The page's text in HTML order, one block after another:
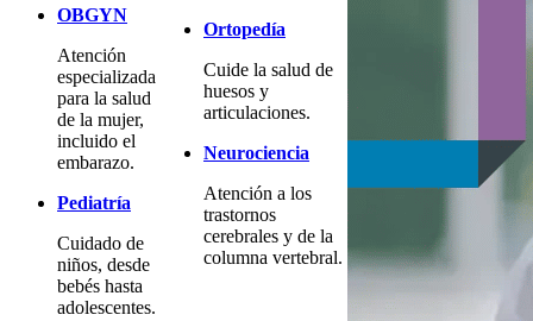
OBGYN
Atención
especializada
para la salud
de la mujer,
incluido el
embarazo.
Pediatría
Cuidado de
niños, desde
bebés hasta
adolescentes.
Ortopedía
Cuide la salud de
huesos y
articulaciones.
Neurociencia
Atención a los
trastornos
cerebrales y de la
columna vertebral.